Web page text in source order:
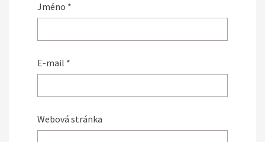
Jméno *
E-mail *
Webová stránka